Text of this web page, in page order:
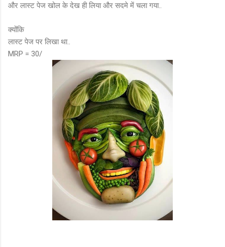
और लास्ट पेज खोल के देख ही लिया और सदमे में चला गया..
क्योंकि
लास्ट पेज पर लिखा था..
MRP = 30/